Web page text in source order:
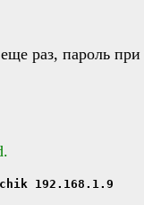
раз, пароль
192.168.1.9